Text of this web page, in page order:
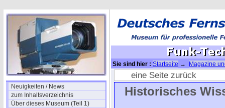
Neuigkeiten / News
zum Inhaltsverzeichnis
Über dieses Museum (Teil 1)
Sie sind hier : Startseite →
Magazine
1961
eine Seite zurück
Historisches